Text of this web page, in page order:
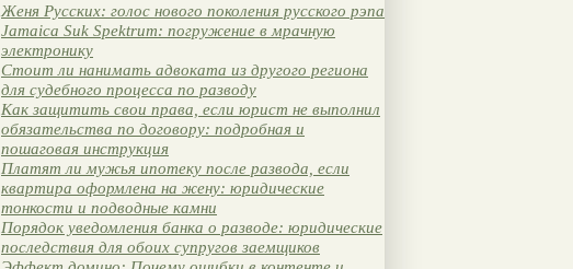
Женя Русских: голос нового поколения русского рэпа
Jamaica Suk Spektrum: погружение в мрачную
электронику
Стоит ли нанимать адвоката из другого региона
для судебного процесса по разводу
Как защитить свои права, если юрист не выполнил
обязательства по договору: подробная и
пошаговая инструкция
Платят ли мужья ипотеку после развода, если
квартира оформлена на жену: юридические
тонкости и подводные камни
Порядок уведомления банка о разводе: юридические
последствия для обоих супругов заемщиков